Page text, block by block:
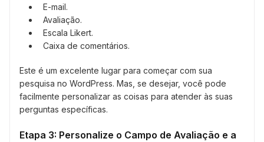
E-mail.
Avaliação.
Escala Likert.
Caixa de comentários.
Este é um excelente lugar para começar com sua
pesquisa no WordPress. Mas, se desejar, você pode
facilmente personalizar as coisas para atender às suas
perguntas específicas.
Etapa 3: Personalize o Campo de Avaliação e a